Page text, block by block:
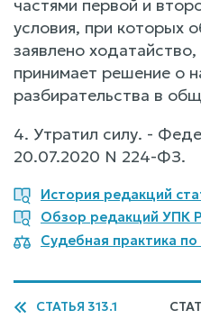
частями первой и
условия, при которых
заявлено
принимает решение о
разбирательства в
4. Утратил силу. -
20.07.2020 N 224-ФЗ.
История редакций
Обзор редакций УПК
Судебная практика
СТАТЬЯ 313.1